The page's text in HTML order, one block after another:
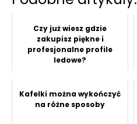
Czy już wiesz gdzie
zakupisz piękne i
profesjonalne profile
ledowe?
Kafelki można wykończyć
na różne sposoby